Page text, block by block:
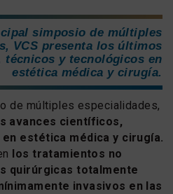
simposio de múltiples
VCS presenta los últimos
técnicos y tecnológicos en
estética médica y cirugía.
de múltiples especialidades,
avances científicos,
estética médica y cirugía.
los tratamientos no
quirúrgicas totalmente
invasivos en las